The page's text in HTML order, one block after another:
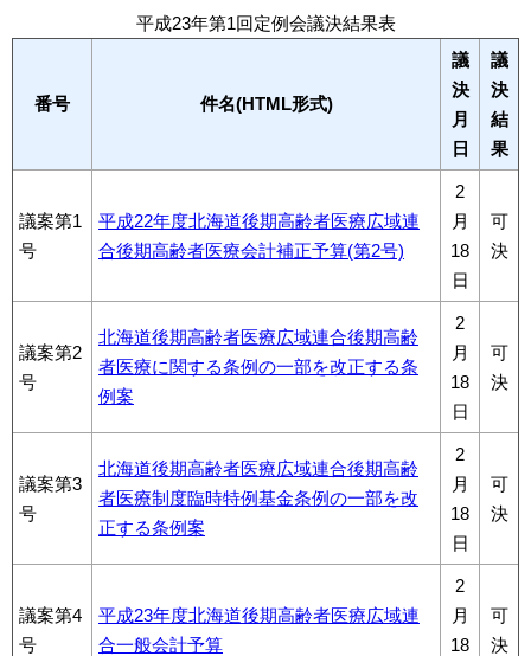
平成23年第1回定例会議決結果表
番号 件名(HTML形式)
議
決
月
日
議
決
結
果
議案第1
号
平成22年度北海道後期高齢者医療広域連
合後期高齢者医療会計補正予算(第2号)
2
月
18
日
可
決
議案第2
号
北海道後期高齢者医療広域連合後期高齢
者医療に関する条例の一部を改正する条
例案
2
月
18
日
可
決
議案第3
号
北海道後期高齢者医療広域連合後期高齢
者医療制度臨時特例基金条例の一部を改
正する条例案
2
月
18
日
可
決
議案第4
号
平成23年度北海道後期高齢者医療広域連
合一般会計予算
2
月
18
可
決